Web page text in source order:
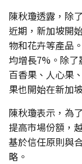
陳秋瓊透露，除
近期，新加坡開
物和花卉等產品
均增長7%。除了
百香果、人心果
果也開始在新加
陳秋瓊表示，為
提高市場份額，
基於信任原則與
略。